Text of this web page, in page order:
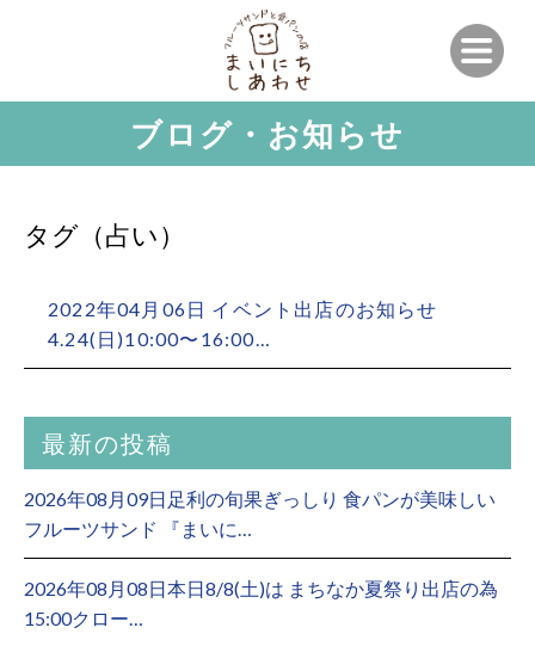
ブログ・お知らせ
タグ（占い）
2022年04月06日 イベント出店のお知らせ
4.24(日)10:00〜16:00…
最新の投稿
2026年08月09日足利の旬果ぎっしり 食パンが美味しい
フルーツサンド 『まいに…
2026年08月08日本日8/8(土)は まちなか夏祭り出店の為
15:00クロー…